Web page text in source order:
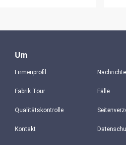
Statisches Schirm-
Um
Firmenprofil
Fabrik Tour
Qualitätskontrolle
Kontakt
Fälle